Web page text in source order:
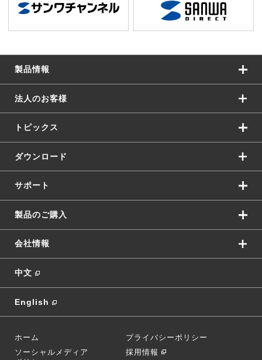
製品情報
法人のお客様
トピックス
ダウンロード
サポート
製品のご購入
会社情報
中文
English
ホーム
プライバシーポリシー
ソーシャルメディア
採用情報